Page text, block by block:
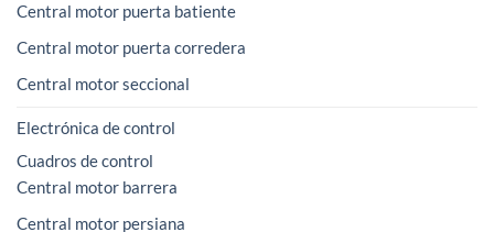
Central motor puerta batiente
Central motor puerta corredera
Central motor seccional
Electrónica de control
Cuadros de control
Central motor barrera
Central motor persiana